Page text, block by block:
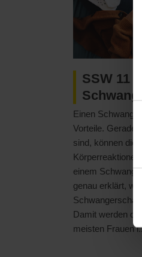
SSW 11
Einen
Vorteile. Gerade
sind, können die
Körperreaktionen
einem
genau erklärt,
Damit werden
meisten Frauen